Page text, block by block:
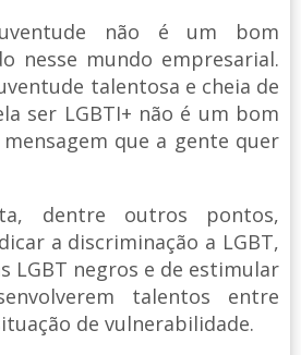
não é um bom
nesse mundo empresarial.
talentosa e cheia de
ser LGBTI+ não é um bom
mensagem que a gente quer
dentre outros pontos,
a discriminação a LGBT,
LGBT negros e de estimular
talentos entre
de vulnerabilidade.